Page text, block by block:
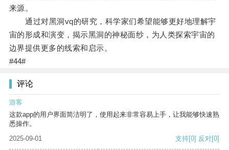
来源。
通过对黑洞vq的研究，科学家们希望能够更好地理解宇
宙的形成和演变，揭示黑洞的神秘面纱，为人类探索宇宙的
边界提供更多的线索和启示。
#44#
评论
游客
这款app的用户界面简洁明了，使用起来非常容易上手，让我能够快速熟
悉操作。
2025-09-01
支持[0] 反对[0]